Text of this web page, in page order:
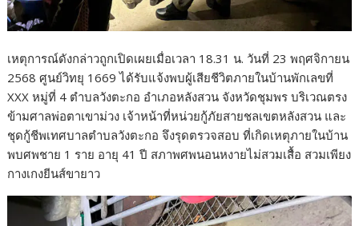
เหตุการณ์ดังกล่าวถูกเปิดเผยเมื่อเวลา 18.31 น. วันที่ 23 พฤศจิกายน
2568 ศูนย์วิทยุ 1669 ได้รับแจ้งพบผู้เสียชีวิตภายในบ้านพักเลขที่
XXX หมู่ที่ 4 ตำบลวังตะกอ อำเภอหลังสวน จังหวัดชุมพร บริเวณตรง
ข้ามศาลพ่อตาเขาม่วง เจ้าหน้าที่หน่วยกู้ภัยสายชลเขตหลังสวน และ
ชุดกู้ชีพเทศบาลตำบลวังตะกอ จึงรุดตรวจสอบ ที่เกิดเหตุภายในบ้าน
พบศพชาย 1 ราย อายุ 41 ปี สภาพศพนอนหงายไม่สวมเสื้อ สวมเพียง
กางเกงยีนส์ขายาว